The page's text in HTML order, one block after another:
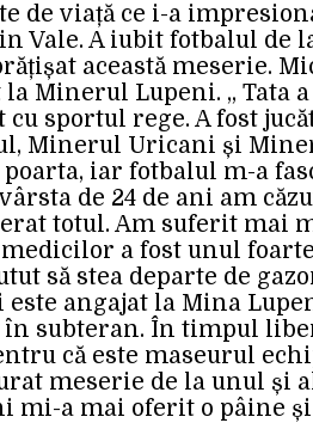
de viață ce i-a
Vale. A iubit fotbalul de
această meserie.
Minerul Lupeni. „ Tata
sportul rege. A fost
Minerul Uricani și
iar fotbalul m-a
de 24 de ani am
totul. Am suferit mai
a fost unul
să stea departe de
angajat la Mina
subteran. În timpul
că este maseurul
meserie de la unul și
mi-a mai oferit o pâine